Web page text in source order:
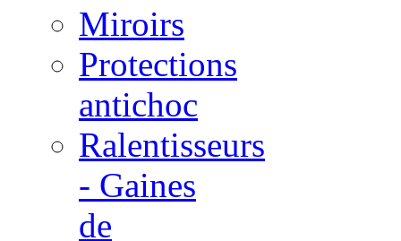
Miroirs
Protections
antichoc
Ralentisseurs
- Gaines
de